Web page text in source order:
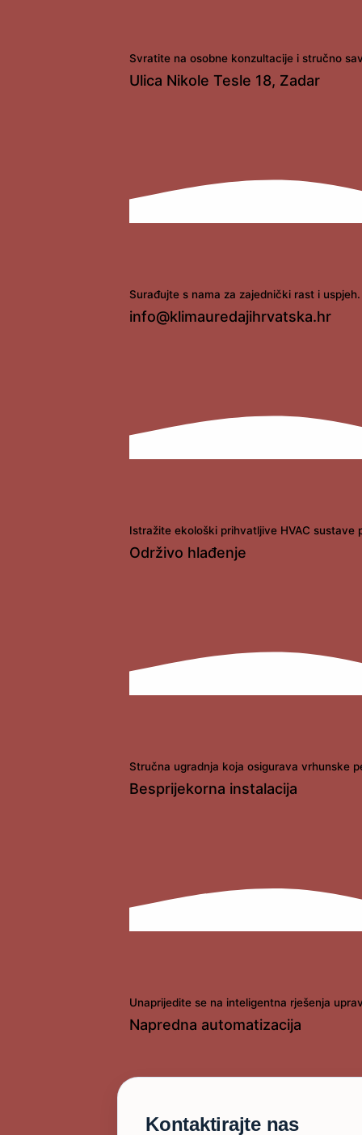
Svratite na osobne konzultacije i stručno
Ulica Nikole Tesle 18, Zadar
Surađujte s nama za zajednički rast i uspjeh.
info@klimauredajihrvatska.hr
Istražite ekološki prihvatljive HVAC sustave
Održivo hlađenje
Stručna ugradnja koja osigurava vrhunske
Besprijekorna instalacija
Unaprijedite se na inteligentna rješenja
Napredna automatizacija
Kontaktirajte nas